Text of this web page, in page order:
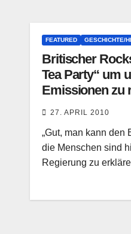
FEATURED GESCHICHTE/
Britischer
Tea Party“ um
Emissionen zu
27. APRIL 2010
„Gut, man kann den
die Menschen sind
Regierung zu